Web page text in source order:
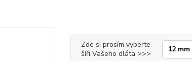
Zde si prosím vyberte
šíři Vašeho dláta >>>